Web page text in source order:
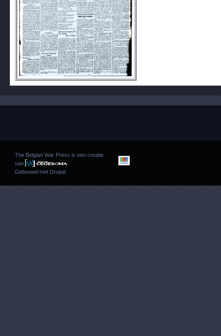
The Belgian War Press is een creatie
van
Gebouwd met Drupal